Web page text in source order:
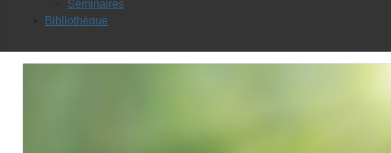
Séminaires
Bibliothèque